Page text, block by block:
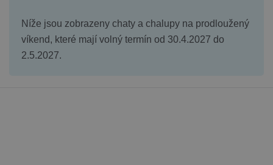
Níže jsou zobrazeny chaty a chalupy na prodloužený
víkend, které mají volný termín od 30.4.2027 do
2.5.2027.